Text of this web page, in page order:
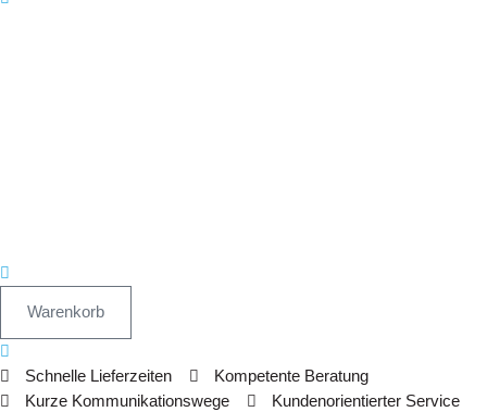
Warenkorb
Schnelle Lieferzeiten
Kompetente Beratung
Kurze Kommunikationswege
Kundenorientierter Service